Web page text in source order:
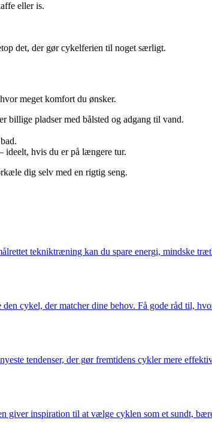
eller is.
det, der gør cykelferien til noget særligt.
meget komfort du ønsker.
billige pladser med bålsted og adgang til vand.
ideelt, hvis du er på længere tur.
dig selv med en rigtig seng.
tekniktræning kan du spare energi, mindske
cykel, der matcher dine behov. Få gode råd til,
tendenser, der gør fremtidens cykler mere
inspiration til at vælge cyklen som et sundt,